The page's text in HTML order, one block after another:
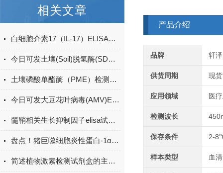
相关文章
白细胞介素17（IL-17）ELISA试剂盒的特点及优势
今日可发土壤(Soil)脱氢酶(SDHA)ELISA检测试剂盒＠科研
土壤磷酸单酯酶（PME）检测试剂盒现货
今日可发大豆花叶病毒(AMV)ELISA试剂盒＠科研
髓鞘相关生长抑制因子elisa试剂盒原理
盘点！猪巨噬细胞炎性蛋白-1α(MIP-1α)elisa试剂盒应用详解
简述植物激素检测试剂盒的主要用途
产品介绍
品牌 轩
供货周期 现货
应用领域 医
检测波长
保存条件 2-
样本类型 血